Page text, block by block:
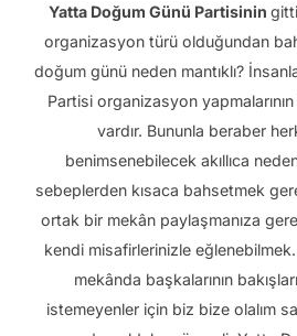
Yatta Doğum Günü Partisinin
organizasyon türü olduğundan
doğum günü neden mantıklı?
Partisi organizasyon
vardır. Bununla beraber
benimsenebilecek akıllıca
sebeplerden kısaca bahsetmek
ortak bir mekân paylaşmanıza
kendi misafirlerinizle eğlenebilmek.
mekânda başkalarının
istemeyenler için biz bize olalım